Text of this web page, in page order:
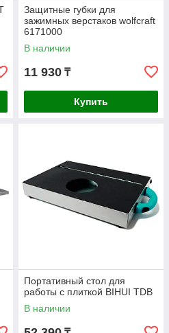
Защитные губки для
зажимных верстаков wolfcraft
6171000
В наличии
11 930 ₸
Купить
Портативный стол для
работы с плиткой BIHUI TDB
В наличии